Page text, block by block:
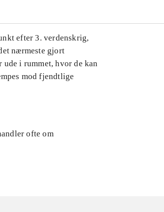
efter 3. verdenskrig,
nærmeste gjort
i rummet, hvor de kan
mod fjendtlige
ofte om